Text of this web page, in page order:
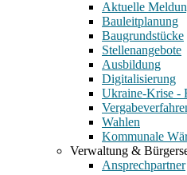
Aktuelle
Bauleitplanung
Baugrundstücke
Stellenangebote
Ausbildung
Digitalisierung
Ukraine-Krise -
Wahlen
Kommunale
Verwaltung &
Ansprechpartner